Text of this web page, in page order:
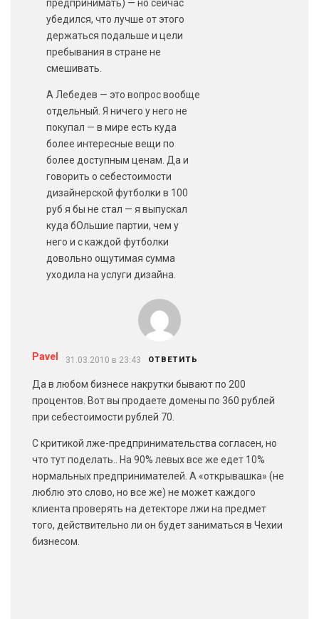
предпринимать) — но сейчас
убедился, что лучше от этого
держаться подальше и цели
пребывания в стране не
смешивать.
А Лебедев — это вопрос вообще
отдельный. Я ничего у него не
покупал — в мире есть куда
более интересные вещи по
более доступным ценам. Да и
говорить о себестоимости
дизайнерской футболки в 100
руб я бы не стал — я выпускал
куда бОльшие партии, чем у
него и с каждой футболки
довольно ощутимая сумма
уходила на услуги дизайна.
Pavel 31.03.2010 в 23:43 ОТВЕТИТЬ
Да в любом бизнесе накрутки бывают по 200
процентов. Вот вы продаете домены по 360 рублей
при себестоимости рублей 70.
С критикой лже-предпринимательства согласен, но
что тут поделать.. На 90% левых все же едет 10%
нормальных предпринимателей. А «открывашка» (не
люблю это слово, но все же) не может каждого
клиента проверять на детекторе лжи на предмет
того, действительно ли он будет заниматься в Чехии
бизнесом.